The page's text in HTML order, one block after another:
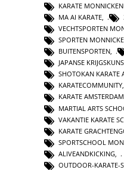
KARATE
MA AI KARATE,
VECHTSPORTEN
SPORTEN
BUITENSPORTEN,
JAPANSE
SHOTOKAN KARATE
KARATECOMMUNITY,
KARATE
MARTIAL ARTS
VAKANTIE KARATE
KARATE
SPORTSCHOOL
ALIVEANDKICKING
OUTDOOR-KARATE-